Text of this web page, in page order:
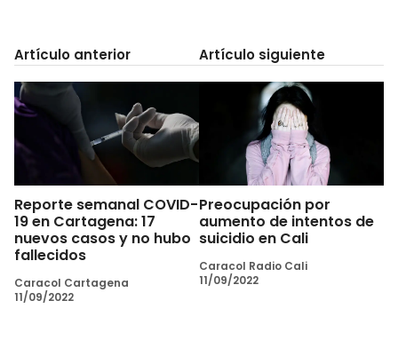
Artículo anterior
Reporte semanal COVID-
19 en Cartagena: 17
nuevos casos y no hubo
fallecidos
Caracol Cartagena
11/09/2022
Artículo siguiente
Preocupación por
aumento de intentos de
suicidio en Cali
Caracol Radio Cali
11/09/2022